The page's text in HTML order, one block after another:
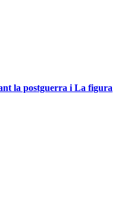
la postguerra i La figura